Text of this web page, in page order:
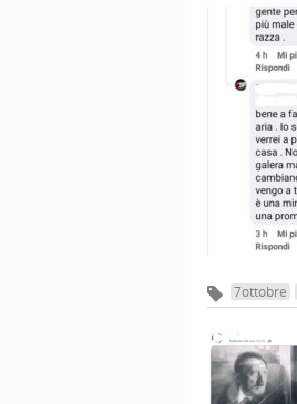
7ottobre